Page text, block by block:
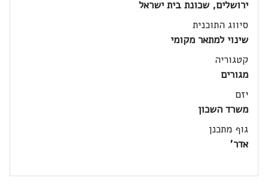
ירושלים, שכונת בית ישראל
סיווג התוכנית
שינוי למתאר מקומי
קטגוריה
מגורים
יזם
משרד השכון
גוף מתכנן
אדר'